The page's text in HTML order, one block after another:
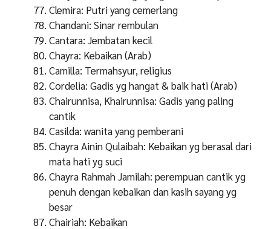
Clemira: Putri yang cemerlang
Chandani: Sinar rembulan
Cantara: Jembatan kecil
Chayra: Kebaikan (Arab)
Camilla: Termahsyur, religius
Cordelia: Gadis yg hangat & baik hati (Arab)
Chairunnisa, Khairunnisa: Gadis yang paling
cantik
Casilda: wanita yang pemberani
Chayra Ainin Qulaibah: Kebaikan yg berasal dari
mata hati yg suci
Chayra Rahmah Jamilah: perempuan cantik yg
penuh dengan kebaikan dan kasih sayang yg
besar
Chairiah: Kebaikan